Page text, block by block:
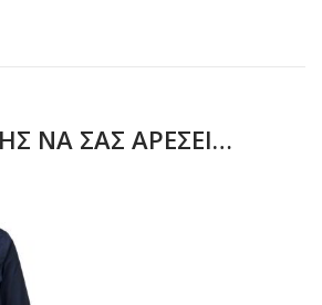
ΝΑ ΣΑΣ ΑΡΈΣΕΙ…